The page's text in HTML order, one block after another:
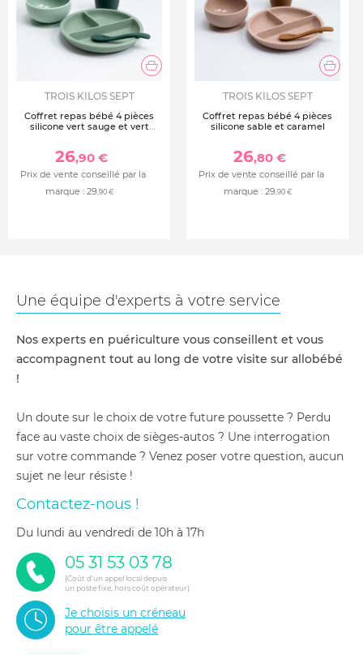
TROIS KILOS SEPT
Coffret repas bébé 4 pièces
silicone vert sauge et vert
26,90 €
Prix de vente conseillé par la
marque : 29,90 €
TROIS KILOS SEPT
Coffret repas bébé 4 pièces
silicone sable et caramel
26,80 €
Prix de vente conseillé par la
marque : 29,90 €
Une équipe d'experts à votre service
Nos experts en puériculture vous conseillent et vous
accompagnent tout au long de votre visite sur allobébé
!
Un doute sur le choix de votre future poussette ? Perdu
face au vaste choix de sièges-autos ? Une interrogation
sur votre commande ? Venez poser votre question, aucun
sujet ne leur résiste !
Contactez-nous !
du lundi au vendredi de 10h à 17h
05 31 53 03 78
(Coût d'un appel local depuis
un poste fixe, hors coût opérateur)
Je choisis un créneau
pour être appelé